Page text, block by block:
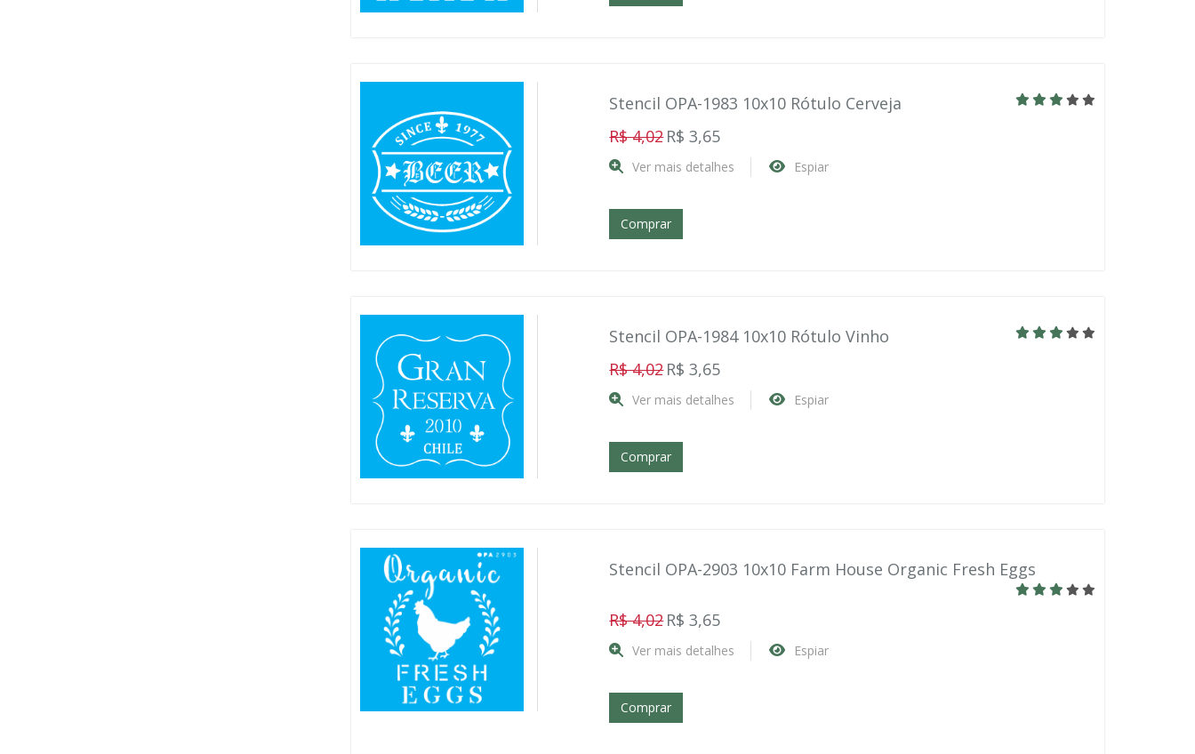
Stencil OPA-1983 10x10 Rótulo Cerveja
R$ 4,02R$ 3,65
Ver mais detalhes Espiar
Comprar
Stencil OPA-1984 10x10 Rótulo Vinho
R$ 4,02R$ 3,65
Ver mais detalhes Espiar
Comprar
Stencil OPA-2903 10x10 Farm House Organic Fresh Eggs
R$ 4,02R$ 3,65
Ver mais detalhes Espiar
Comprar